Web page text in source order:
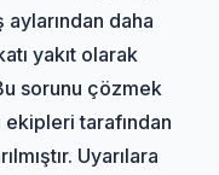
aylarından daha
yakıt olarak
sorunu çözmek
tarafından
Uyarılara